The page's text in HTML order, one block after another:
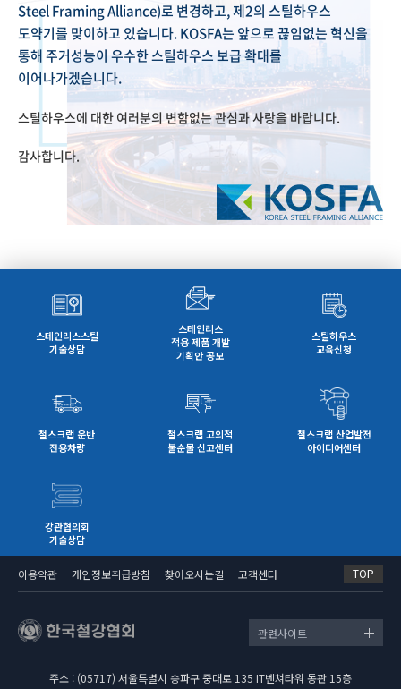
Steel Framing Alliance)로 변경하고, 제2의 스틸하우스
도약기를 맞이하고 있습니다. KOSFA는 앞으로 끊임없는 혁신을
통해 주거성능이 우수한 스틸하우스 보급 확대를
이어나가겠습니다.
스틸하우스에 대한 여러분의 변함없는 관심과 사랑을 바랍니다.
감사합니다.
스테인리스스틸
기술상담
스테인리스
적용 제품 개발
기획안 공모
스틸하우스
교육신청
철스크랩 운반
전용차량
철스크랩 고의적
불순물 신고센터
철스크랩 산업발전
아이디어센터
강관협의회
기술상담
이용약관 개인정보취급방침 찾아오시는길 고객센터
주소 : (05717) 서울특별시 송파구 중대로 135 IT벤쳐타워 동관 15층
관련사이트
TOP